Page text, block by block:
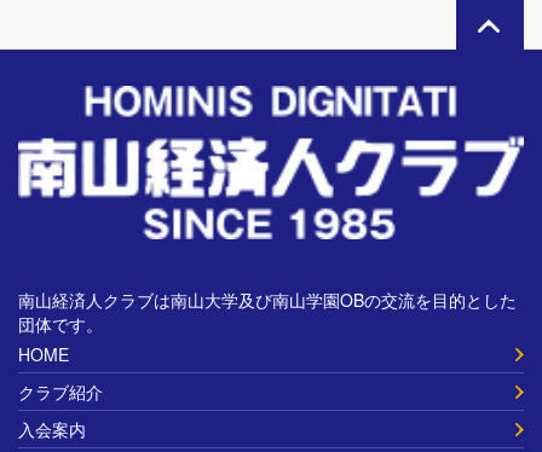
南山経済人クラブは南山大学及び南山学園OBの交流を目的とした
団体です。
HOME
クラブ紹介
入会案内